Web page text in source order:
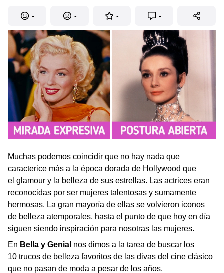
- - - -
Muchas podemos coincidir que no hay nada que
caracterice más a la época dorada de Hollywood que
el glamour y la belleza de sus estrellas. Las actrices eran
reconocidas por ser mujeres talentosas y sumamente
hermosas. La gran mayoría de ellas se volvieron iconos
de belleza atemporales, hasta el punto de que hoy en día
siguen siendo inspiración para nosotras las mujeres.
En Bella y Genial nos dimos a la tarea de buscar los
10 trucos de belleza favoritos de las divas del cine clásico
que no pasan de moda a pesar de los años.